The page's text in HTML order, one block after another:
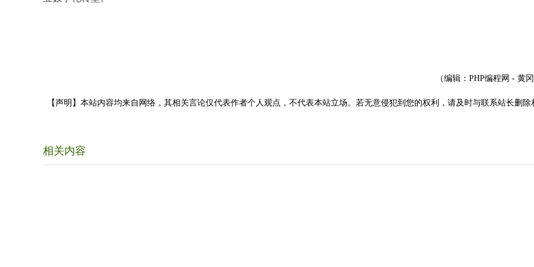
（编辑：PHP编程网 - 黄
【声明】本站内容均来自网络，其相关言论仅代表作者个人观点，不代表本站立场。若无意侵犯到您的权利，请及时与联系站长删除
相关内容